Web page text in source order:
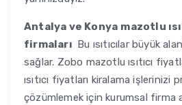
Antalya ve Konya mazotlu
firmaları Bu ısıtıcılar büyük
sağlar. Zobo mazotlu ısıtıcı
ısıtıcı fiyatları kiralama işlerinizi
çözümlemek için kurumsal firma